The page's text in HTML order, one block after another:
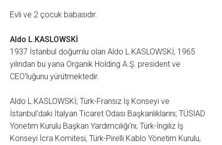
Evli ve 2 çocuk babasıdır.
Aldo L.KASLOWSKİ
1937 İstanbul doğumlu olan Aldo L.KASLOWSKİ, 1965
yılından bu yana Organik Holding A.Ş. president ve
CEO'luğunu yürütmektedir.
Aldo L.KASLOWSKİ; Türk-Fransız İş Konseyi ve
İstanbul'daki İtalyan Ticaret Odası Başkanlıklarını; TÜSİAD
Yönetim Kurulu Başkan Yardımcılığı'nı; Türk-İngiliz İş
Konseyi İcra Komitesi, Türk-Pirelli Kablo Yönetim Kurulu,